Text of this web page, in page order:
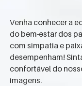
Venha conhecer a
do bem-estar dos
com simpatia e
desempenham!
confortável do
imagens.